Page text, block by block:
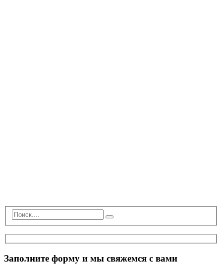
Заполните форму и мы свяжемся с вами